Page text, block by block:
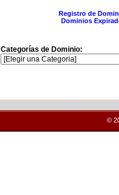
Registro de
Dominios
Categorías de Dominio:
©